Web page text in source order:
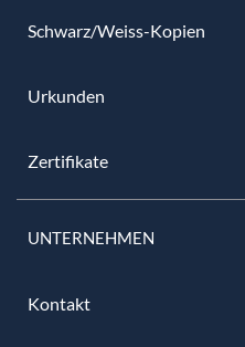
Schwarz/Weiss-Kopien
Urkunden
Zertifikate
UNTERNEHMEN
Kontakt